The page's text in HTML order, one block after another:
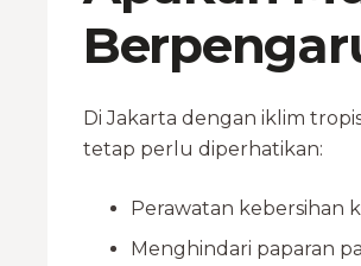
Di Jakarta dengan iklim
tetap perlu diperhatikan:
Perawatan kebersihan
Menghindari paparan